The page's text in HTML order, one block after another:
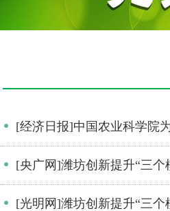
[经济日报]中国农业科学院
[央广网]潍坊创新提升“三
[光明网]潍坊创新提升“三个